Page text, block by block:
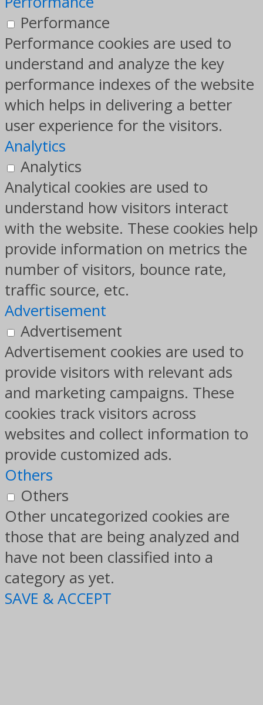
Performance
Performance cookies are used to
understand and analyze the key
performance indexes of the website
which helps in delivering a better
user experience for the visitors.
Analytics
Analytics
Analytical cookies are used to
understand how visitors interact
with the website. These cookies help
provide information on metrics the
number of visitors, bounce rate,
traffic source, etc.
Advertisement
Advertisement
Advertisement cookies are used to
provide visitors with relevant ads
and marketing campaigns. These
cookies track visitors across
websites and collect information to
provide customized ads.
Others
Others
Other uncategorized cookies are
those that are being analyzed and
have not been classified into a
category as yet.
SAVE & ACCEPT